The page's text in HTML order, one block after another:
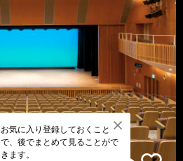
お気に入り登録しておくこと
で、後でまとめて見ることがで
きます。